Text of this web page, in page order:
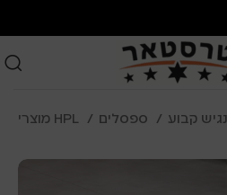
מוצרי HPL